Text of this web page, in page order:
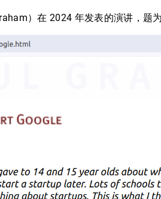
）在 2024 年发表的演讲，题